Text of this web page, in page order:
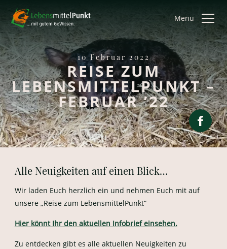
Menu
10 Februar 2022
REISE ZUM
LEBENSMITTELPUNKT –
FEBRUAR ’22
Alle Neuigkeiten auf einen Blick…
Wir laden Euch herzlich ein und nehmen Euch mit auf
unsere „Reise zum LebensmittelPunkt“
Hier könnt Ihr den aktuellen Infobrief einsehen.
Zu entdecken gibt es alle aktuellen Neuigkeiten zu